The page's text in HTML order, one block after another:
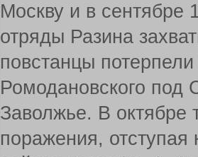
Москву и в сентябре
отряды Разина
повстанцы
Ромодановского под
Заволжье. В октябре
поражения,